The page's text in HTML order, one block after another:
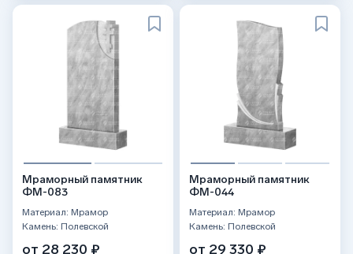
Мраморный памятник
ФМ-083
Материал: Мрамор
Камень: Полевской
от 28 230 ₽
Мраморный памятник
ФМ-044
Материал: Мрамор
Камень: Полевской
от 29 330 ₽